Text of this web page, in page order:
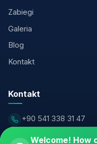
Zabiegi
Galeria
Blog
Kontakt
Kontakt
+90 541 338 31 47
Welcome! How